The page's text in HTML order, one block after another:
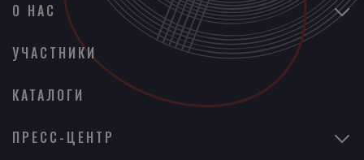
О НАС
УЧАСТНИКИ
КАТАЛОГИ
ПРЕСС-ЦЕНТР